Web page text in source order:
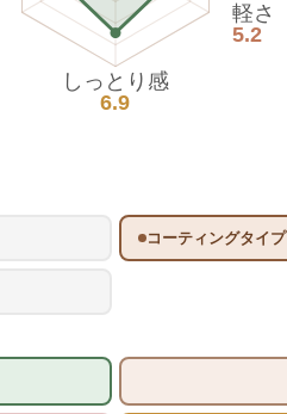
軽さ
5.2
しっとり感
6.9
コーティングタイプ